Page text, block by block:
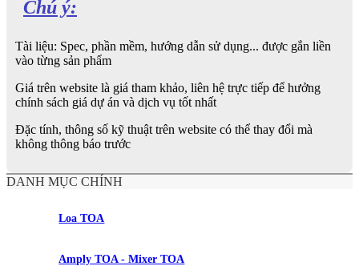
Chú ý:
Tài liệu: Spec, phần mềm, hướng dẫn sử dụng... được gắn liền
vào từng sản phẩm
Giá trên website là giá tham khảo, liên hệ trực tiếp để hưởng
chính sách giá dự án và dịch vụ tốt nhất
Đặc tính, thông số kỹ thuật trên website có thể thay đổi mà
không thông báo trước
DANH MỤC CHÍNH
Loa TOA
Amply TOA - Mixer TOA